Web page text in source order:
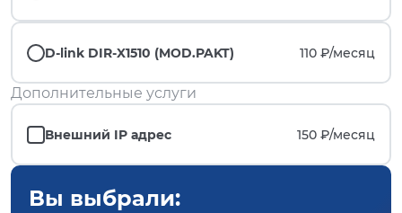
D-link DIR-X1510 (MOD.PAKT) 110 ₽/месяц
Дополнительные услуги
Внешний IP адрес 150 ₽/месяц
Вы выбрали: